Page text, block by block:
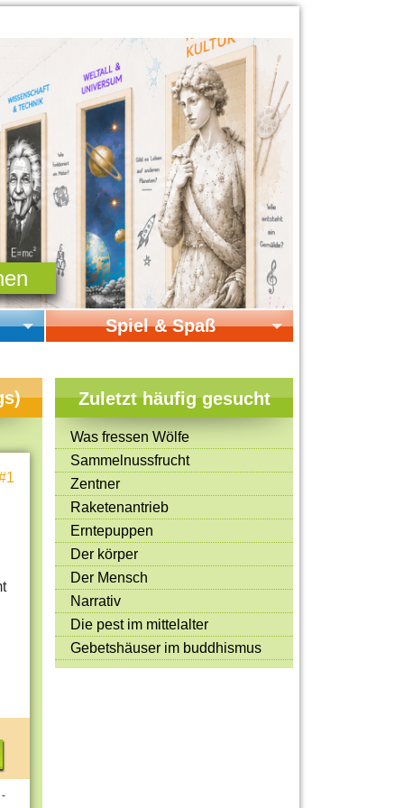
Spiel & Spaß
Online-Spiele
Mitmachen & Kreatives
Bücher & Filme
Quiz-Spiele
Spiele & Ideen
Jugendreporter
Rezeptideen
Game-Tests
Reisen, Events & Sport
E-Cards
-
Zuletzt häufig gesucht
Was fressen Wölfe
Sammelnussfrucht
Zentner
Raketenantrieb
Erntepuppen
Der körper
Der Mensch
Narrativ
Die pest im mittelalter
Gebetshäuser im buddhismus